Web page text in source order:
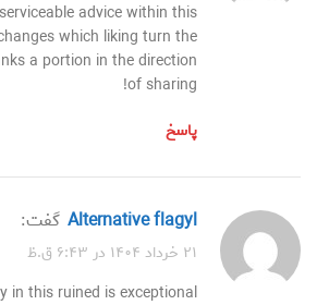
advice within this
which liking turn the
a portion in the direction
of sharing!
پاسخ
alternative flagyl گفت:
۲۱ خرداد ۱۴۰۴ در ۶:۴۳ ق.ظ
in this ruined is exceptional.